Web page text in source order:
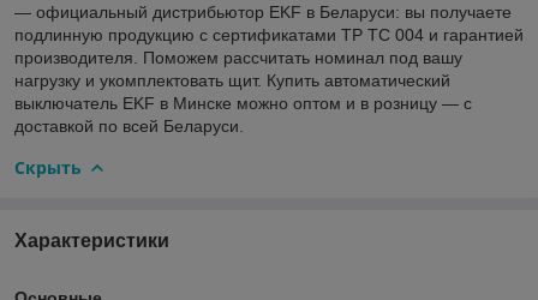
— официальный дистрибьютор EKF в Беларуси: вы получаете
подлинную продукцию с сертификатами ТР ТС 004 и гарантией
производителя. Поможем рассчитать номинал под вашу
нагрузку и укомплектовать щит. Купить автоматический
выключатель EKF в Минске можно оптом и в розницу — с
доставкой по всей Беларуси.
Скрыть
Характеристики